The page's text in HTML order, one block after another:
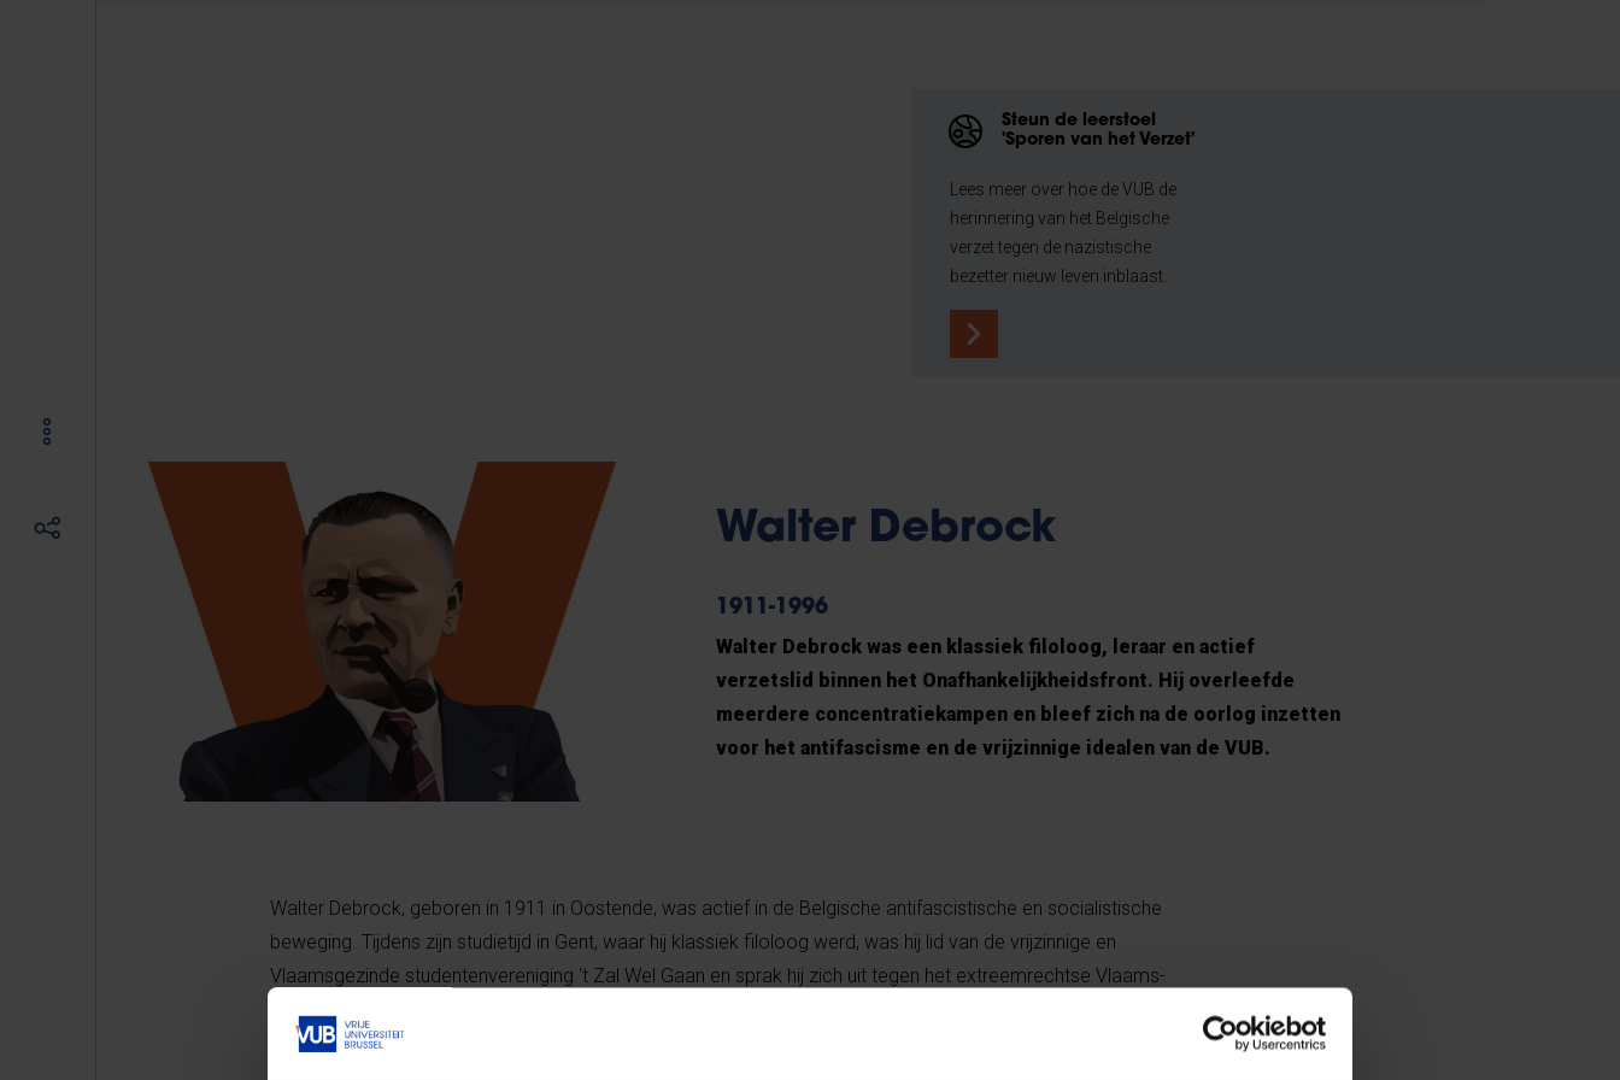
Steun de leerstoel
'Sporen van het Verzet'
Lees meer over hoe de VUB de
herinnering van het Belgische
verzet tegen de nazistische
bezetter nieuw leven inblaast.
Walter Debrock
1911-1996
Walter Debrock was een klassiek filoloog, leraar en actief
verzetslid binnen het Onafhankelijkheidsfront. Hij overleefde
meerdere concentratiekampen en bleef zich na de oorlog inzetten
voor het antifascisme en de vrijzinnige idealen van de VUB.
Walter Debrock, geboren in 1911 in Oostende, was actief in de Belgische antifascistische en socialistische
beweging. Tijdens zijn studietijd in Gent, waar hij klassiek filoloog werd, was hij lid van de vrijzinnige en
Vlaamsgezinde studentenvereniging ‘t Zal Wel Gaan en sprak hij zich uit tegen het extreemrechtse Vlaams-
nationalisme en het fascisme. Zijn politieke engagement leidde hem tot de Socialistische Jonge Wacht en het
Onafhankelijkheidsfront tijdens de Tweede Wereldoorlog. Als leraar in het secundair onderwijs was Debrock